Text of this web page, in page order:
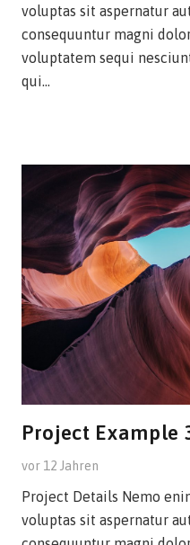
voluptas sit aspernatur
consequuntur magni
voluptatem sequi
qui…
Project Example
vor 12 Jahren
Project Details Nemo
voluptas sit aspernatur